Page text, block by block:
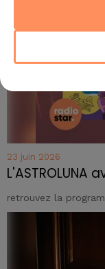
23 juin 2026
L'ASTROLUNA
retrouvez la